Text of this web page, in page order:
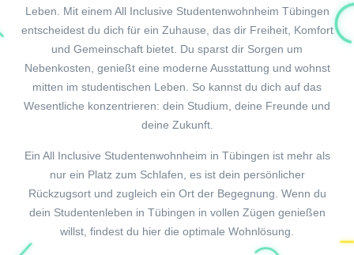
Leben. Mit einem All Inclusive Studentenwohnheim Tübingen
entscheidest du dich für ein Zuhause, das dir Freiheit, Komfort
und Gemeinschaft bietet. Du sparst dir Sorgen um
Nebenkosten, genießt eine moderne Ausstattung und wohnst
mitten im studentischen Leben. So kannst du dich auf das
Wesentliche konzentrieren: dein Studium, deine Freunde und
deine Zukunft.
Ein All Inclusive Studentenwohnheim in Tübingen ist mehr als
nur ein Platz zum Schlafen, es ist dein persönlicher
Rückzugsort und zugleich ein Ort der Begegnung. Wenn du
dein Studentenleben in Tübingen in vollen Zügen genießen
willst, findest du hier die optimale Wohnlösung.